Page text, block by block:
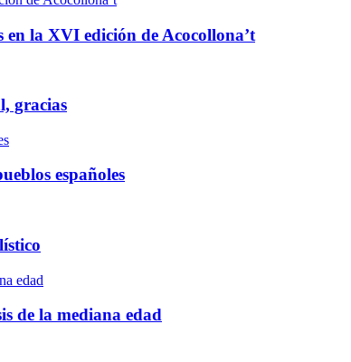
en la XVI edición de Acocollona’t
gracias
españoles
de la mediana edad